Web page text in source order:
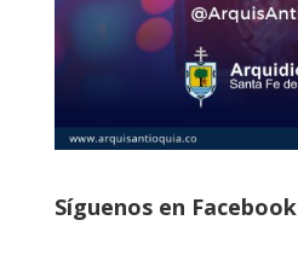
Síguenos en Facebook